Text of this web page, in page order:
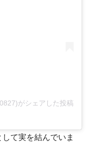
がシェアした投稿
て実を結んでいま